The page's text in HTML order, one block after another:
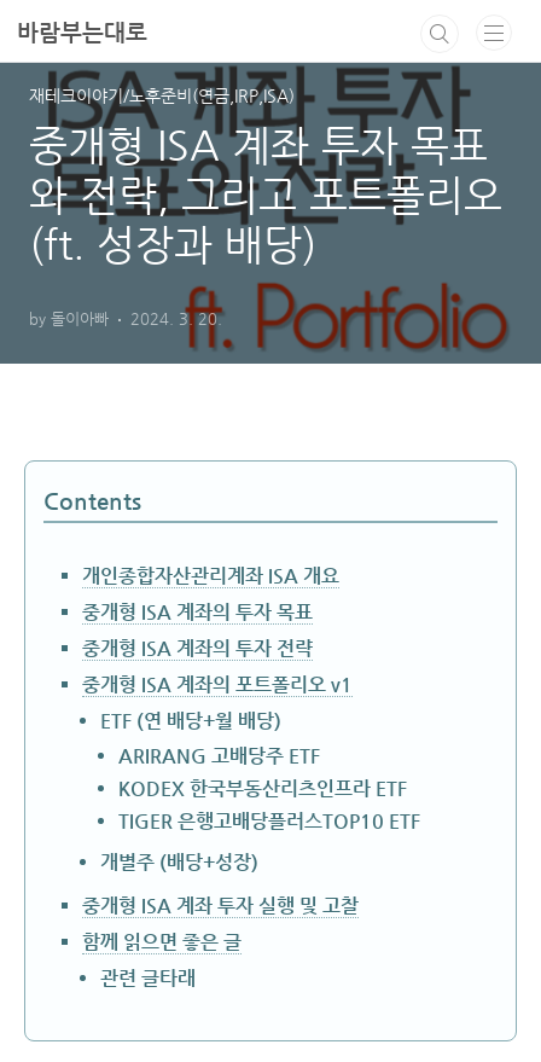
바람부는대로
재테크이야기/노후준비(연금,IRP,ISA)
중개형 ISA 계좌 투자 목표
와 전략, 그리고 포트폴리오
(ft. 성장과 배당)
by 돌이아빠 2024. 3. 20.
Contents
개인종합자산관리계좌 ISA 개요
중개형 ISA 계좌의 투자 목표
중개형 ISA 계좌의 투자 전략
중개형 ISA 계좌의 포트폴리오 v1
ETF (연 배당+월 배당)
ARIRANG 고배당주 ETF
KODEX 한국부동산리츠인프라 ETF
TIGER 은행고배당플러스TOP10 ETF
개별주 (배당+성장)
중개형 ISA 계좌 투자 실행 및 고찰
함께 읽으면 좋은 글
관련 글타래